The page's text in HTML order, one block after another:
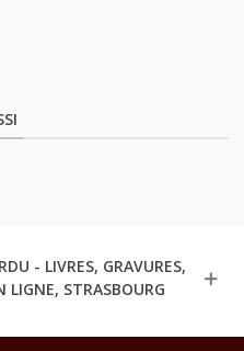
- LIVRES, GRAVURES,
LIGNE, STRASBOURG